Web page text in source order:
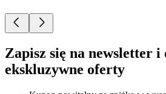
Zapisz się na newsletter
ekskluzywne oferty